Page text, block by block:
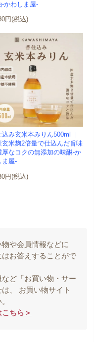
-かわしま屋-
円(税込)
込み玄米本みりん500ml ｜
玄米麹2倍量で仕込んだ旨味
厚なコクの無添加の味醂-か
ま屋-
円(税込)
や会員情報などに
お答えすることがで
ど「お買い物・サー
、 お買い物サイト
ちら＞